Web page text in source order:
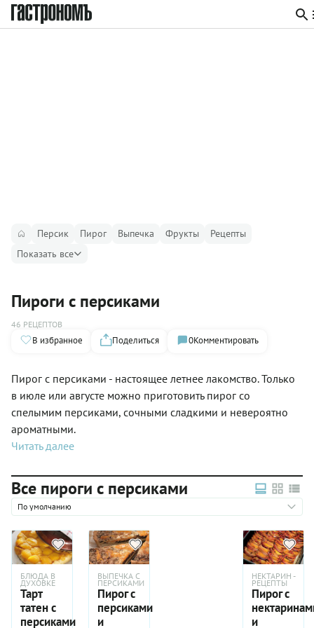
Персик Пирог Выпечка Фрукты
Рецепты
Показать все
Пироги с персиками
46 РЕЦЕПТОВ
В избранное Поделиться 0Комментировать
Пирог с персиками - настоящее летнее лакомство. Только
в июле или августе можно приготовить пирог со
спелымим персиками, сочными сладкими и невероятно
ароматными.
Читать далее
Все пироги с персиками
По умолчанию
БЛЮДА В
ДУХОВКЕ
Тарт
татен с
персиками
ВЫПЕЧКА С
ПЕРСИКАМИ
Пирог с
персиками
и
НЕКТАРИН -
РЕЦЕПТЫ
Пирог с
и